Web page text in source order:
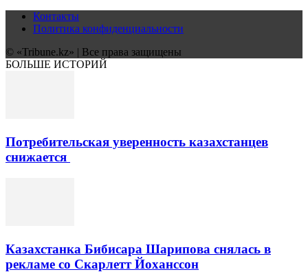
Контакты
Политика конфиденциальности
© «Tribune.kz» | Все права защищены
БОЛЬШЕ ИСТОРИЙ
Потребительская уверенность казахстанцев
снижается
Казахстанка Бибисара Шарипова снялась в
рекламе со Скарлетт Йоханссон